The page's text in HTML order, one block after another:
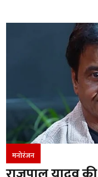
मनोरंजन